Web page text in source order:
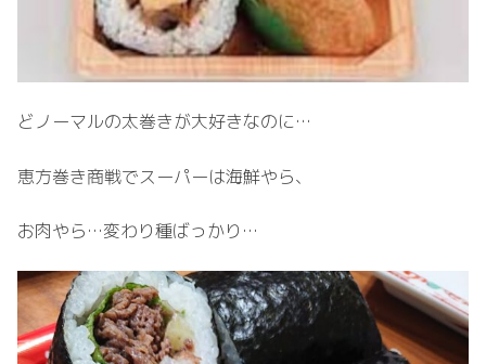
どノーマルの太巻きが大好きなのに…
恵方巻き商戦でスーパーは海鮮やら、
お肉やら…変わり種ばっかり…